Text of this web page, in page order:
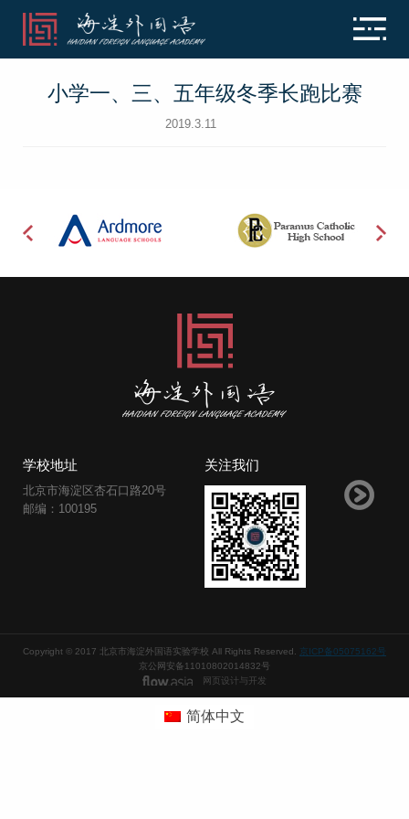
小学一、三、五年级冬季长跑比赛
2019.3.11
学校地址
北京市海淀区杏石口路20号
邮编：100195
关注我们
Copyright © 2017 北京市海淀外国语实验学校 All Rights Reserved. 京ICP备05075162号
京公网安备11010802014832号
网页设计与开发
简体中文